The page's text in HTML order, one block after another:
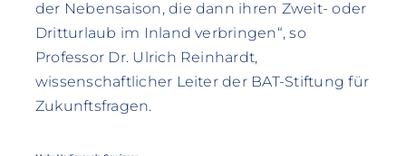
der Nebensaison, die dann ihren Zweit- oder
Dritturlaub im Inland verbringen“, so
Professor Dr. Ulrich Reinhardt,
wissenschaftlicher Leiter der BAT-Stiftung für
Zukunftsfragen.